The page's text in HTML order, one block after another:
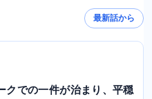
最新話から
クでの一件が治まり、平穏